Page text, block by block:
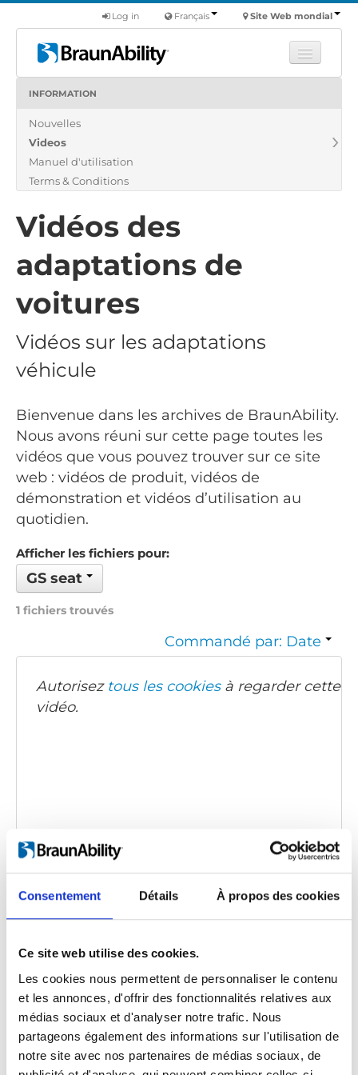
Consentement Détails À propos des cookies
Ce site web utilise des cookies.
Les cookies nous permettent de personnaliser le contenu
et les annonces, d'offrir des fonctionnalités relatives aux
médias sociaux et d'analyser notre trafic. Nous
partageons également des informations sur l'utilisation de
notre site avec nos partenaires de médias sociaux, de
Site Web mondial
Français
Log in
Produits
Nous
Trouver un revendeur
INFORMATION
Nouvelles
Videos
Manuel d'utilisation
Terms & Conditions
Vidéos des
adaptations de
voitures
Vidéos sur les adaptations
véhicule
Bienvenue dans les archives de BraunAbility.
Nous avons réuni sur cette page toutes les
vidéos que vous pouvez trouver sur ce site
web : vidéos de produit, vidéos de
démonstration et vidéos d’utilisation au
quotidien.
Afficher les fichiers pour:
GS seat
1 fichiers trouvés
Commandé par: Date
Autorisez tous les cookiesà regarder cette
vidéo.
Carony and GS seat
(copiez le code ci-dessous et
Catégorie:Turny Evo, Carony Classic, GS seat, Product
video